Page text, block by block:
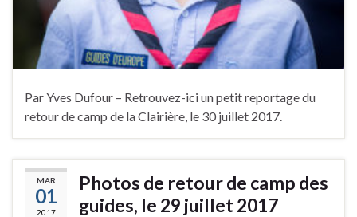
Par Yves Dufour – Retrouvez-ici un petit reportage du
retour de camp de la Clairière, le 30 juillet 2017.
MAR
01
2017
Photos de retour de camp des
guides, le 29 juillet 2017